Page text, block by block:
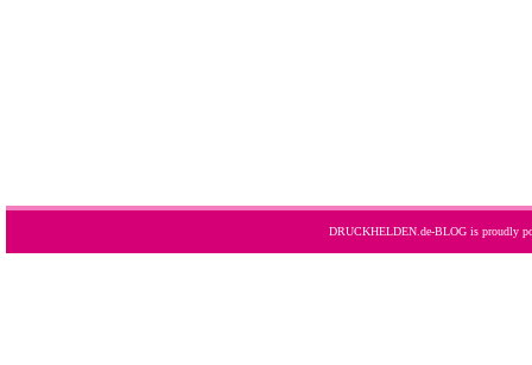
DRUCKHELDEN.de-BLOG is proudly